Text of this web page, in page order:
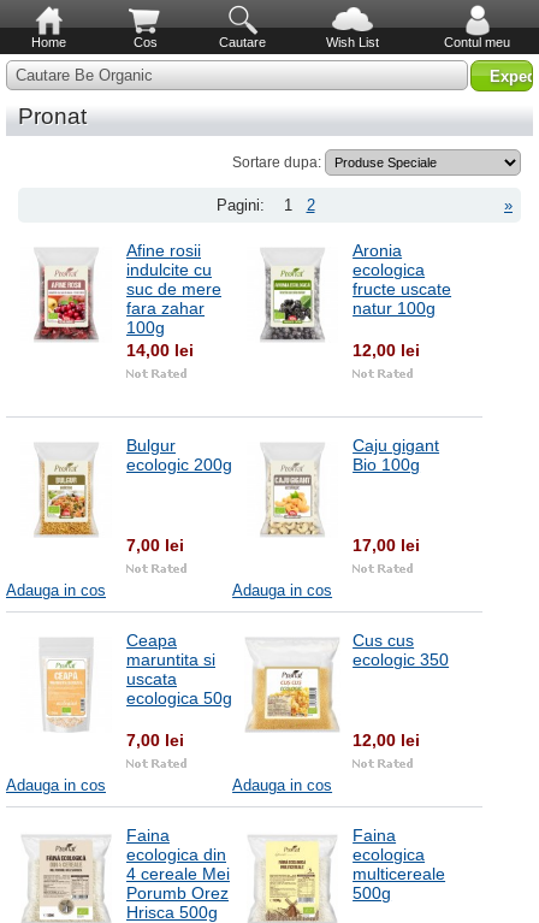
Home Cos Cautare Wish List Contul meu
Cautare Be Organic
Pronat
Sortare dupa:
»
Pagini: 1 2
Afine rosii
indulcite cu
suc de mere
fara zahar
100g
14,00 lei
Aronia
ecologica
fructe uscate
natur 100g
12,00 lei
Bulgur
ecologic 200g
7,00 lei
Adauga in cos
Caju gigant
Bio 100g
17,00 lei
Adauga in cos
Ceapa
maruntita si
uscata
ecologica 50g
7,00 lei
Adauga in cos
Cus cus
ecologic 350
12,00 lei
Adauga in cos
Faina
ecologica din
4 cereale Mei
Porumb Orez
Hrisca 500g
Faina
ecologica
multicereale
500g